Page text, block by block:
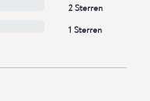
2 Sterren
1 Sterren